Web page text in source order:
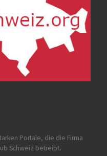
Portale, die die Firma
Schweiz betreibt.